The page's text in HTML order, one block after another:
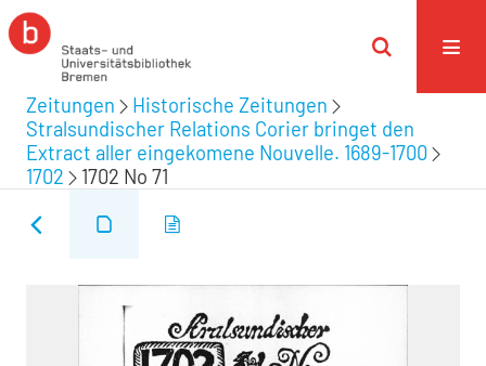
Zeitungen
Historische Zeitungen
Stralsundischer Relations Corier bringet den
Extract aller eingekomene Nouvelle. 1689-1700
1702
1702 No 71